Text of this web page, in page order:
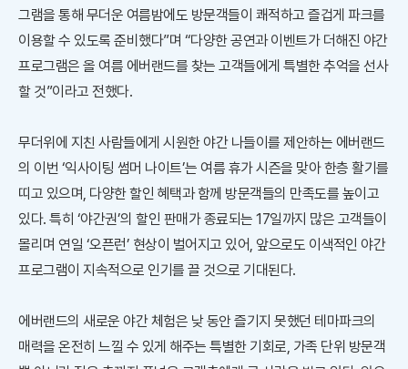
그램을 통해 무더운 여름밤에도 방문객들이 쾌적하고 즐겁게 파크를
이용할 수 있도록 준비했다”며 “다양한 공연과 이벤트가 더해진 야간
프로그램은 올 여름 에버랜드를 찾는 고객들에게 특별한 추억을 선사
할 것”이라고 전했다.
무더위에 지친 사람들에게 시원한 야간 나들이를 제안하는 에버랜드
의 이번 ‘익사이팅 썸머 나이트’는 여름 휴가 시즌을 맞아 한층 활기를
띠고 있으며, 다양한 할인 혜택과 함께 방문객들의 만족도를 높이고
있다. 특히 ‘야간권’의 할인 판매가 종료되는 17일까지 많은 고객들이
몰리며 연일 ‘오픈런’ 현상이 벌어지고 있어, 앞으로도 이색적인 야간
프로그램이 지속적으로 인기를 끌 것으로 기대된다.
에버랜드의 새로운 야간 체험은 낮 동안 즐기지 못했던 테마파크의
매력을 온전히 느낄 수 있게 해주는 특별한 기회로, 가족 단위 방문객